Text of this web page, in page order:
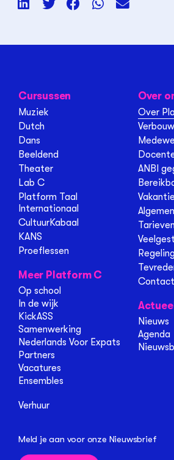
Cursussen
Muziek
Dutch
Dans
Beeldend
Theater
Lab C
Platform Taal
Internationaal
CultuurKabaal
KANS
Proeflessen
Meer Platform C
Op school
In de wijk
KickASS
Samenwerking
Nederlands Voor Expats
Partners
Vacatures
Ensembles
Verhuur
Over
Over
ANBI
Tarieven
Contact
Actueel
Nieuws
Agenda
Meld je aan voor onze Nieuwsbrief